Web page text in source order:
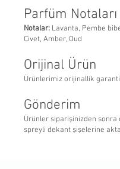
Parfüm Notaları
Notalar: Lavanta, Pembe
Civet, Amber, Oud
Orijinal Ürün
Ürünlerimiz orijinallik
Gönderim
Ürünler siparişinizden
spreyli dekant şişelerine